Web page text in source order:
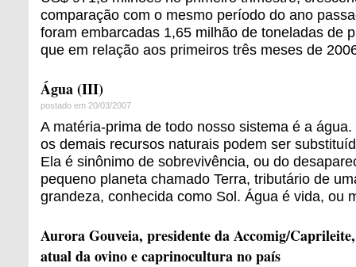
comparação com o mesmo período do ano
foram embarcadas 1,65 milhão de toneladas de
que em relação aos primeiros três meses de
Água (III)
postado em 20/03/2007
A matéria-prima de todo nosso sistema é a
os demais recursos naturais podem ser
Ela é sinônimo de sobrevivência, ou do
pequeno planeta chamado Terra, tributário de
grandeza, conhecida como Sol. Água é vida, ou
Aurora Gouveia, presidente da Accomig/
atual da ovino e caprinocultura no país